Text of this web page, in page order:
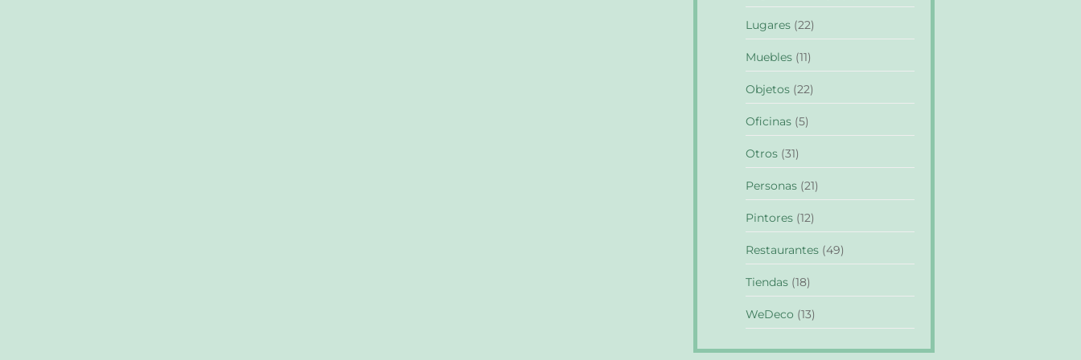
Lugares (22)
Muebles (11)
Objetos (22)
Oficinas (5)
Otros (31)
Personas (21)
Pintores (12)
Restaurantes (49)
Tiendas (18)
WeDeco (13)